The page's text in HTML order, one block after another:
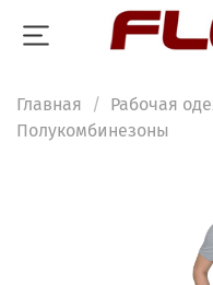
Главная Рабочая
Полукомбинезоны